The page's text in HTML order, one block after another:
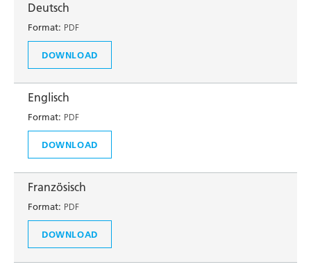
Deutsch
Format: PDF
DOWNLOAD
Englisch
Format: PDF
DOWNLOAD
Französisch
Format: PDF
DOWNLOAD